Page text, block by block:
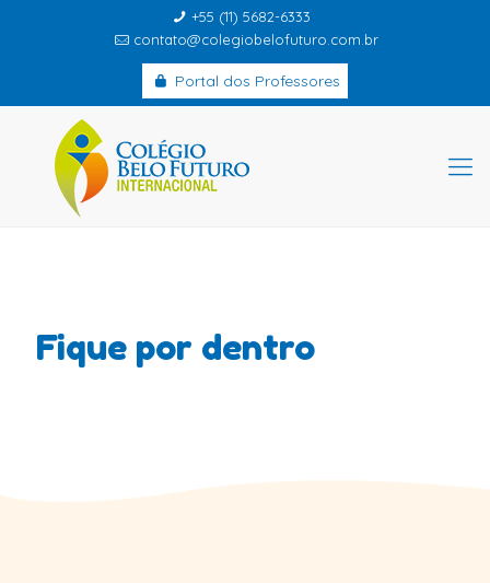
+55 (11) 5682-6333
contato@colegiobelofuturo.com.br
Portal dos Professores
Fique por dentro